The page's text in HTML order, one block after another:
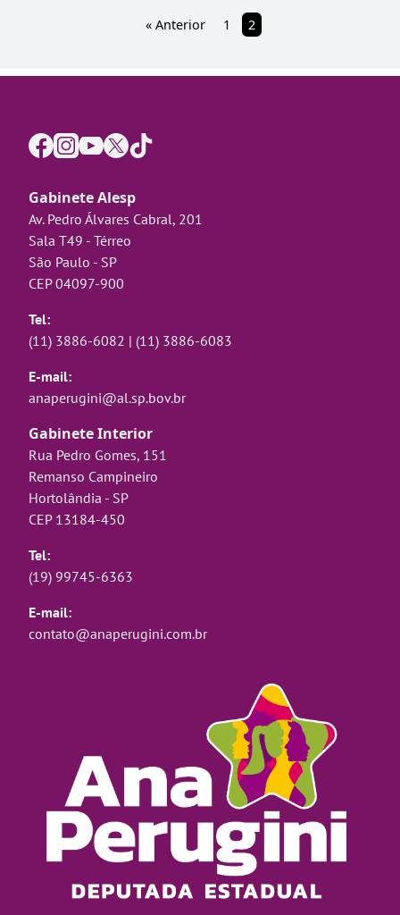
« Anterior 1 2
Gabinete Alesp
Av. Pedro Álvares Cabral, 201
Sala T49 - Térreo
São Paulo - SP
CEP 04097-900
Tel:
(11) 3886-6082 | (11) 3886-6083
E-mail:
anaperugini@al.sp.bov.br
Gabinete Interior
Rua Pedro Gomes, 151
Remanso Campineiro
Hortolândia - SP
CEP 13184-450
Tel:
(19) 99745-6363
E-mail:
contato@anaperugini.com.br